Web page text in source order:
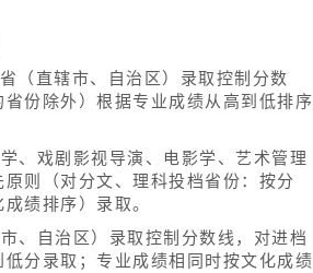
（直辖市、自治区）录取控制分数
份除外）根据专业成绩从高到低排序
、戏剧影视导演、电影学、艺术管理
则（对分文、理科投档省份：按分
绩排序）录取。
、自治区）录取控制分数线，对进档
分录取；专业成绩相同时按文化成绩